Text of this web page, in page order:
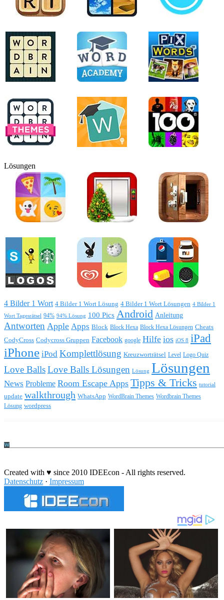
Lösungen
4 Bilder 1 Wort 4 Bilder 1 Wort Lösung 4 Bilder 1 Wort Lösungen 4 Bilder 1
Wort Tagesrätsel 94% 94% Lösung 100 Pics Android Anleitung
Antworten Apple Apps Block Block Hexa Block Hexa Lösungen Cheats
CodyCross Codycross Gruppen Facebook google Hilfe ios iOS 8 iPad
iPhone iPod Komplettlösung Kreuzworträtsel Level Logo Quiz
Love BallsLove Balls Lösungen Lösung Lösungen
News Probleme Room Escape Apps Tipps & Tricks tutorial
update walkthrough WhatsApp WordBrain Themes Wordbrain Themes
Lösung wordpress
Created with ♥ since 2010 IDEEcon - All rights reserved.
Datenschutz · Impressum